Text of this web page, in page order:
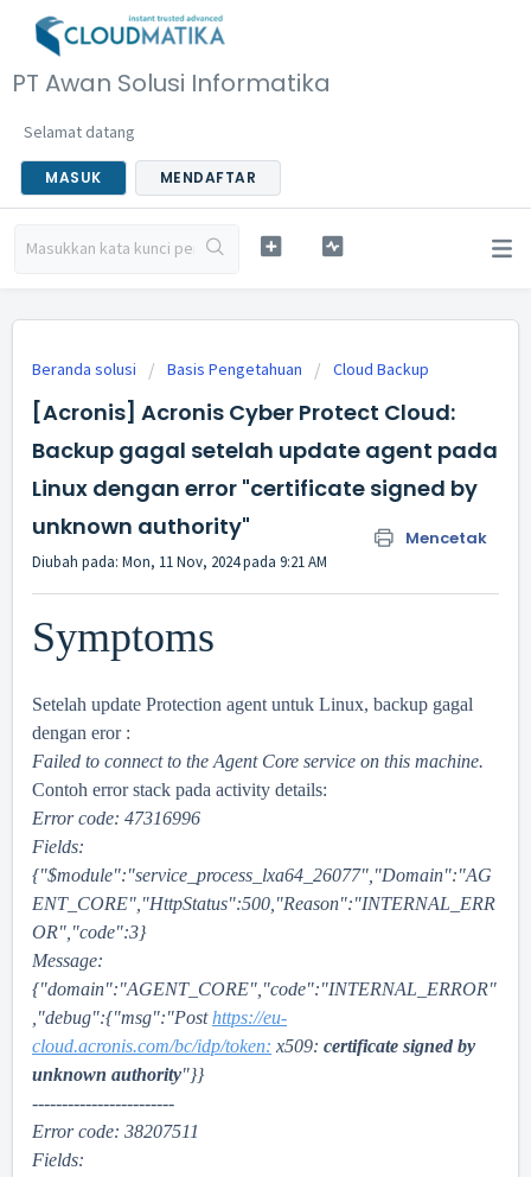
PT Awan Solusi Informatika
Selamat datang
MASUK MENDAFTAR
Beranda solusi Basis Pengetahuan Cloud Backup
[Acronis] Acronis Cyber Protect Cloud:
Backup gagal setelah update agent pada
Linux dengan error "certificate signed by
unknown authority"
Mencetak
Diubah pada: Mon, 11 Nov, 2024 pada 9:21 AM
Symptoms
Setelah update Protection agent untuk Linux, backup gagal
dengan eror :
Failed to connect to the Agent Core service on this machine.
Contoh error stack pada activity details:
Error code: 47316996
Fields:
{"$module":"service_process_lxa64_26077","Domain":"AG
ENT_CORE","HttpStatus":500,"Reason":"INTERNAL_ERR
OR","code":3}
Message:
{"domain":"AGENT_CORE","code":"INTERNAL_ERROR"
,"debug":{"msg":"Posthttps://eu-
cloud.acronis.com/bc/idp/token: x509: certificate signed by
unknown authority"}}
------------------------
Error code: 38207511
Fields: